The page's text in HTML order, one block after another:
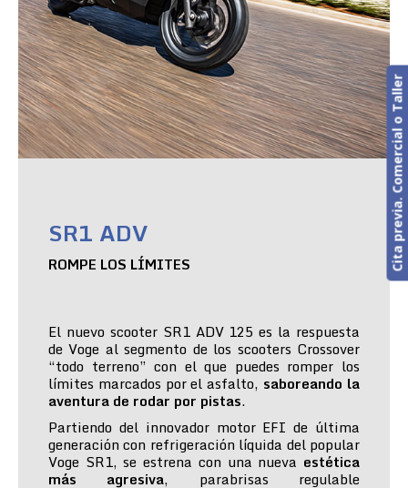
SR1 ADV
ROMPE LOS LÍMITES
El nuevo scooter SR1 ADV 125 es la respuesta
de Voge al segmento de los scooters Crossover
“todo terreno” con el que puedes romper los
límites marcados por el asfalto, saboreando la
aventura de rodar por pistas.
Partiendo del innovador motor EFI de última
generación con refrigeración líquida del popular
Voge SR1, se estrena con una nueva estética
más agresiva, parabrisas regulable
Cita previa. Comercial o Taller